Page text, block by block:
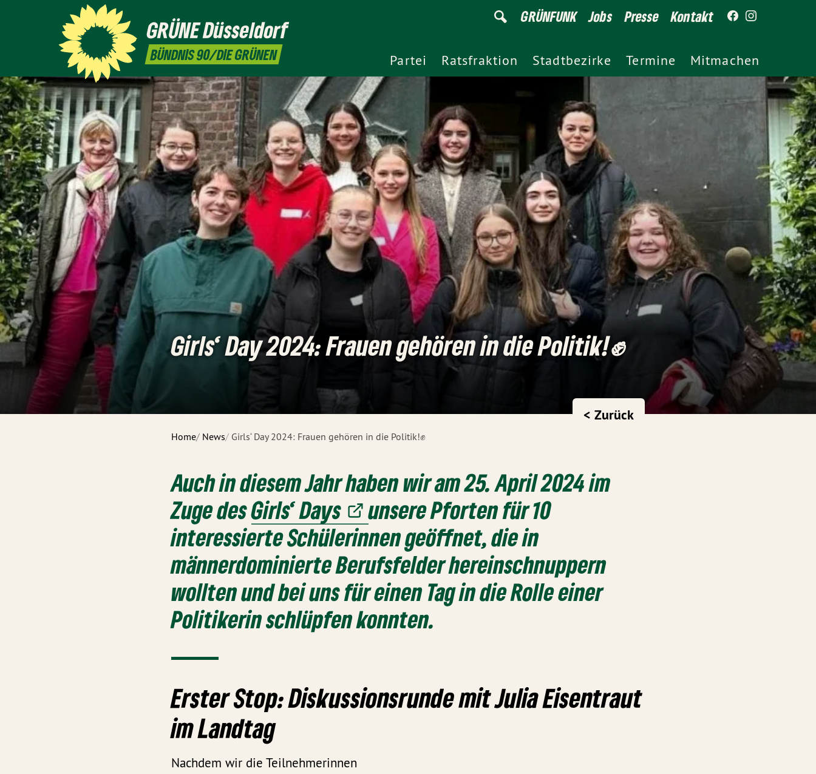
GRÜNEDüsseldorf
BÜNDNIS 90/DIE GRÜNEN
GRÜNFUNK Jobs Presse Kontakt
Partei Ratsfraktion Stadtbezirke Termine Mitmachen
Girls‘ Day 2024: Frauen gehören in die Politik!✊
Home News Girls‘ Day 2024: Frauen gehören in die Politik!✊
< Zurück
Auch in diesem Jahr haben wir am 25. April 2024 im
Zuge desGirls‘ Days
unsere Pforten für 10
interessierte Schülerinnen geöffnet, die in
männerdominierte Berufsfelder hereinschnuppern
wollten und bei uns für einen Tag in die Rolle einer
Politikerin schlüpfen konnten.
Erster Stop: Diskussionsrunde mit Julia Eisentraut
im Landtag
Nachdem wir die Teilnehmerinnen